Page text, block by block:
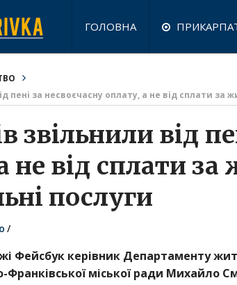
ГОЛОВНА
пені за несвоєчасну оплату, а не від сплати за
звільнили від
не від сплати
послуги
/
Фейсбук керівник Департаменту
Франківської міської ради